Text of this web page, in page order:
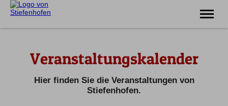
Familie
Unterkünfte
Prospekte
Veranstaltungskalender
Hier finden Sie die Veranstaltungen von
Stiefenhofen.